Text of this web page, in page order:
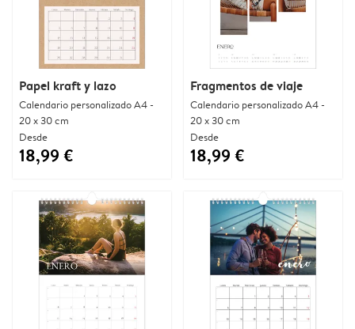
Papel kraft y lazo
Calendario personalizado A4 -
20 x 30 cm
Desde
18,99 €
Fragmentos de viaje
Calendario personalizado A4 -
20 x 30 cm
Desde
18,99 €